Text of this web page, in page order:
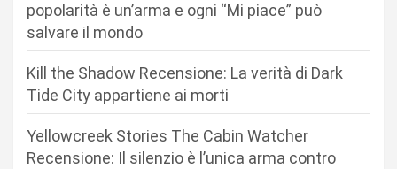
popolarità è un’arma e ogni “Mi piace” può
salvare il mondo
Kill the Shadow Recensione: La verità di Dark
Tide City appartiene ai morti
Yellowcreek Stories The Cabin Watcher
Recensione: Il silenzio è l’unica arma contro